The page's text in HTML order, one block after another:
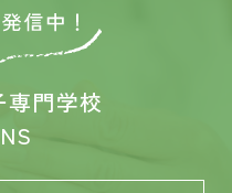
門学校